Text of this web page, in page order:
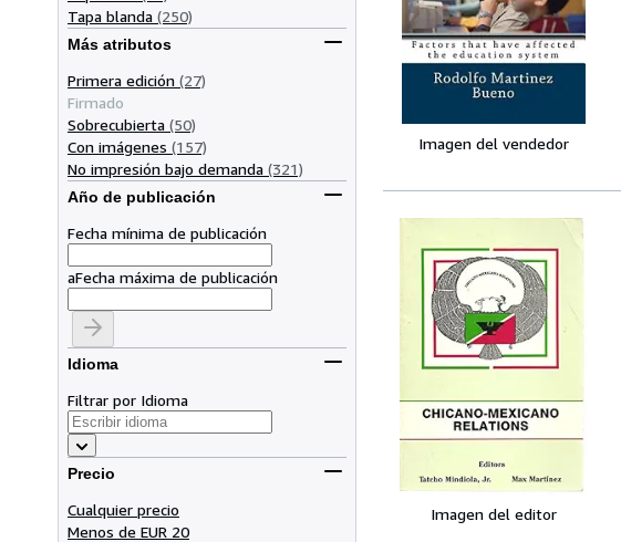
Tapa blanda (250)
Más atributos
Primera edición (27)
Firmado
Sobrecubierta (50)
Con imágenes (157)
No impresión bajo demanda (321)
Año de publicación
Fecha mínima de publicación
aFecha máxima de publicación
Idioma
Filtrar por Idioma
Precio
Cualquier precio
Menos de EUR 20
Imagen del vendedor
Imagen del editor